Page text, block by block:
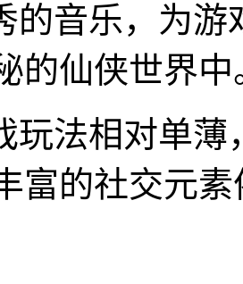
的音乐，为
的仙侠世界中
玩法相对单
富的社交元